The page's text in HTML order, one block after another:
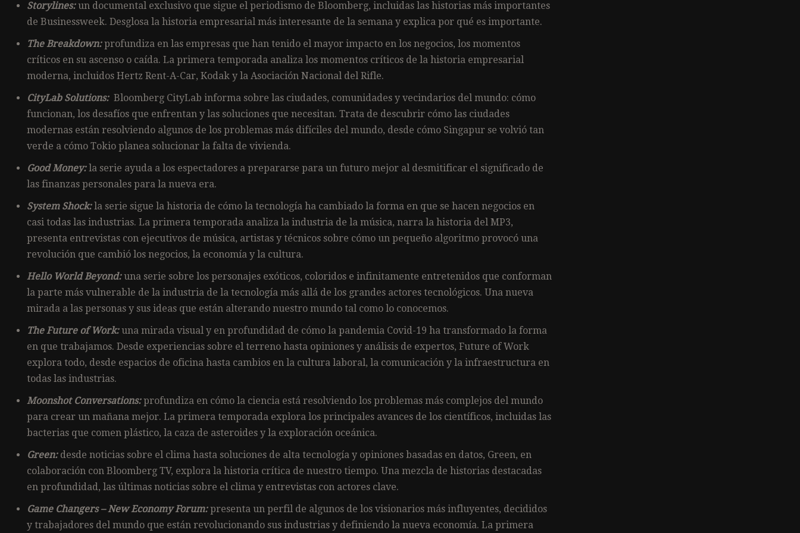
Storylines:un documental exclusivo que sigue el periodismo de Bloomberg, incluidas las historias más importantes
de Businessweek. Desglosa la historia empresarial más interesante de la semana y explica por qué es importante.
The Breakdown:profundiza en las empresas que han tenido el mayor impacto en los negocios, los momentos
críticos en su ascenso o caída. La primera temporada analiza los momentos críticos de la historia empresarial
moderna, incluidos Hertz Rent-A-Car, Kodak y la Asociación Nacional del Rifle.
CityLab Solutions: Bloomberg CityLab informa sobre las ciudades, comunidades y vecindarios del mundo: cómo
funcionan, los desafíos que enfrentan y las soluciones que necesitan. Trata de descubrir cómo las ciudades
modernas están resolviendo algunos de los problemas más difíciles del mundo, desde cómo Singapur se volvió tan
verde a cómo Tokio planea solucionar la falta de vivienda.
Good Money:la serie ayuda a los espectadores a prepararse para un futuro mejor al desmitificar el significado de
las finanzas personales para la nueva era.
System Shock:la serie sigue la historia de cómo la tecnología ha cambiado la forma en que se hacen negocios en
casi todas las industrias. La primera temporada analiza la industria de la música, narra la historia del MP3,
presenta entrevistas con ejecutivos de música, artistas y técnicos sobre cómo un pequeño algoritmo provocó una
revolución que cambió los negocios, la economía y la cultura.
Hello World Beyond:una serie sobre los personajes exóticos, coloridos e infinitamente entretenidos que conforman
la parte más vulnerable de la industria de la tecnología más allá de los grandes actores tecnológicos. Una nueva
mirada a las personas y sus ideas que están alterando nuestro mundo tal como lo conocemos.
The Future of Work:una mirada visual y en profundidad de cómo la pandemia Covid-19 ha transformado la forma
en que trabajamos. Desde experiencias sobre el terreno hasta opiniones y análisis de expertos, Future of Work
explora todo, desde espacios de oficina hasta cambios en la cultura laboral, la comunicación y la infraestructura en
todas las industrias.
Moonshot Conversations:profundiza en cómo la ciencia está resolviendo los problemas más complejos del mundo
para crear un mañana mejor. La primera temporada explora los principales avances de los científicos, incluidas las
bacterias que comen plástico, la caza de asteroides y la exploración oceánica.
Green: desde noticias sobre el clima hasta soluciones de alta tecnología y opiniones basadas en datos, Green, en
colaboración con Bloomberg TV, explora la historia crítica de nuestro tiempo. Una mezcla de historias destacadas
en profundidad, las últimas noticias sobre el clima y entrevistas con actores clave.
Game Changers – New Economy Forum:presenta un perfil de algunos de los visionarios más influyentes, decididos
y trabajadores del mundo que están revolucionando sus industrias y definiendo la nueva economía. La primera